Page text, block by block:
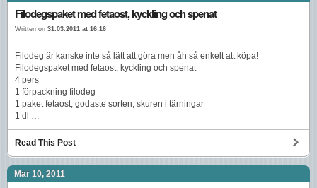
Filodegspaket med fetaost, kyckling och spenat
Written on 31.03.2011 at 16:16
Filodeg är kanske inte så lätt att göra men åh så enkelt att köpa!
Filodegspaket med fetaost, kyckling och spenat
4 pers
1 förpackning filodeg
1 paket fetaost, godaste sorten, skuren i tärningar
1 dl …
Read This Post
Mar 10, 2011